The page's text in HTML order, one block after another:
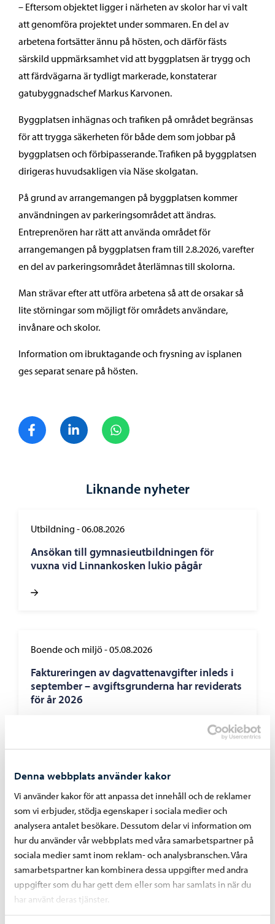
Denna webbplats använder kakor
Vi använder kakor för att anpassa det innehåll och de reklamer
som vi erbjuder, stödja egenskaper i sociala medier och
analysera antalet besökare. Dessutom delar vi information om
hur du använder vår webbplats med våra samarbetspartner på
sociala medier samt inom reklam- och analysbranschen. Våra
samarbetspartner kan kombinera dessa uppgifter med andra
uppgifter som du har gett dem eller som har samlats in när du
har använt deras tjänster.
– Eftersom objektet ligger i närheten av skolor har vi valt
att genomföra projektet under sommaren. En del av
arbetena fortsätter ännu på hösten, och därför fästs
särskild uppmärksamhet vid att byggplatsen är trygg och
att färdvägarna är tydligt markerade, konstaterar
gatubyggnadschef Markus Karvonen.
Byggplatsen inhägnas och trafiken på området begränsas
för att trygga säkerheten för både dem som jobbar på
byggplatsen och förbipasserande. Trafiken på byggplatsen
dirigeras huvudsakligen via Näse skolgatan.
På grund av arrangemangen på byggplatsen kommer
användningen av parkeringsområdet att ändras.
Entreprenören har rätt att använda området för
arrangemangen på byggplatsen fram till 2.8.2026, varefter
en del av parkeringsområdet återlämnas till skolorna.
Man strävar efter att utföra arbetena så att de orsakar så
lite störningar som möjligt för områdets användare,
invånare och skolor.
Information om ibruktagande och frysning av isplanen
ges separat senare på hösten.
Dela på FacebookDela på LinkedIn
Liknande nyheter
Utbildning -06.08.2026
Ansökan till gymnasieutbildningen för
vuxna vid Linnankosken lukio pågår
Boende och miljö-05.08.2026
Faktureringen av dagvattenavgifter inleds i
september – avgiftsgrunderna har reviderats
för år 2026